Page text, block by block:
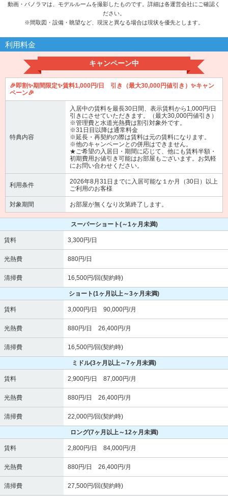
動画・パノラマは、モデルルームを撮影したものです。詳細は各運営会社にご確認く
ださい。
※間取図・設備・眺望など、現況と異なる場合は現状を優先とします。
利用料金
キャンペーン中
🎉即割✨期間限定✨賃料1,000円/日 引き（最大30,000円値引き）✨キャン
ペーン🎉
特典内容
入居中の賃料を最長30日間、表示賃料から1,000円/日
引きにさせていただきます。（最大30,000円値引き）
※管理費と水道光熱費は割引対象外です。
※31日目以降は通常料金
※延長・再契約の際は賃料は元の賃料になります。
※他のキャンペーンとの併用はできません。
★ご希望の入居日・期間に応じて、他にも賃料半額・
初期費用お値引き可能はお部屋もございます。お気軽
にお問い合わせください。
利用条件
2026年8月31日までに入居可能な１か月（30日）以上
ご利用のお客様
対象期間 お部屋が無くなり次第終了します。
スーパーショート(～1ヶ月未満)
賃料 3,300円/日
光熱費 880円/日
清掃費 16,500円/回(契約時)
ショート(1ヶ月以上～3ヶ月未満)
賃料 3,000円/日 90,000円/月
光熱費 880円/日 26,400円/月
清掃費 16,500円/回(契約時)
ミドル(3ヶ月以上～7ヶ月未満)
賃料 2,900円/日 87,000円/月
光熱費 880円/日 26,400円/月
清掃費 22,000円/回(契約時)
ロング(7ヶ月以上～12ヶ月未満)
賃料 2,800円/日 84,000円/月
光熱費 880円/日 26,400円/月
清掃費 27,500円/回(契約時)